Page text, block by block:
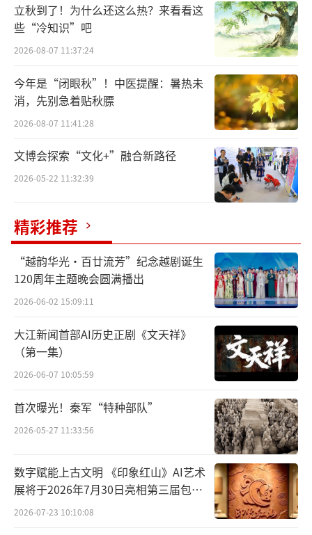
△闹蛾金钗，中国国家博物馆藏
01
1400年前的顶级花丝工艺
隋朝是金银钗簪的繁盛期
这一时期的女性爱“美发”
尤其喜欢高髻
对钗簪的工艺与形制追求极高
闹蛾金钗 便是这一时期
饰品花丝工艺的“天花板”
其精细程度甚至超过了大部分唐代器物
立秋到了！为什么还这么热？来看看这
些“冷知识”吧
2026-08-07 11:37:24
今年是“闭眼秋”！中医提醒：暑热未
消，先别急着贴秋膘
2026-08-07 11:41:28
文博会探索“文化+”融合新路径
2026-05-22 11:32:39
精彩推荐
“越韵华光·百廿流芳”纪念越剧诞生
120周年主题晚会圆满播出
2026-06-02 15:09:11
大江新闻首部AI历史正剧《文天祥》
（第一集）
2026-06-07 10:05:59
首次曝光！秦军“特种部队”
2026-05-27 11:33:56
数字赋能上古文明 《印象红山》AI艺术
展将于2026年7月30日亮相第三届包头
艺博会
2026-07-23 10:10:08